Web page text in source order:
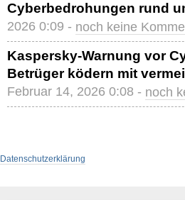
Cyberbedrohungen rund
2026 0:09 - noch keine
Kaspersky-Warnung vor
Betrüger ködern mit
Februar 14, 2026 0:08 - noch
Datenschutzerklärung